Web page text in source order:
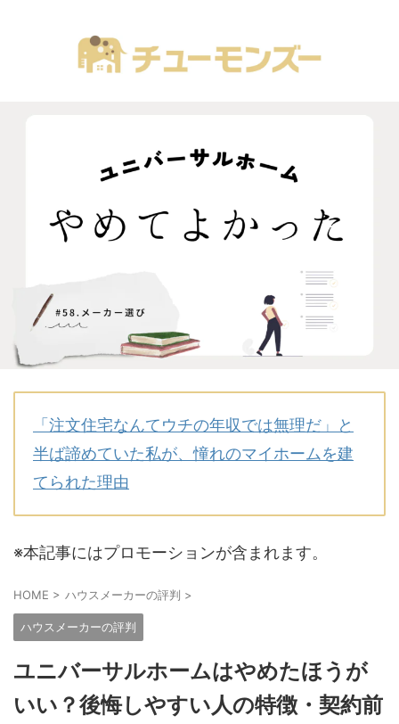
「注文住宅なんてウチの年収では無理だ」と
半ば諦めていた私が、憧れのマイホームを建
てられた理由
※本記事にはプロモーションが含まれます。
HOME > ハウスメーカーの評判 >
ハウスメーカーの評判
ユニバーサルホームはやめたほうが
いい？後悔しやすい人の特徴・契約前